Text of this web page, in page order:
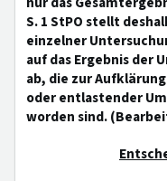
S. 1 StPO stellt
einzelner
auf das Ergebnis der
ab, die zur
oder entlastender
worden sind.